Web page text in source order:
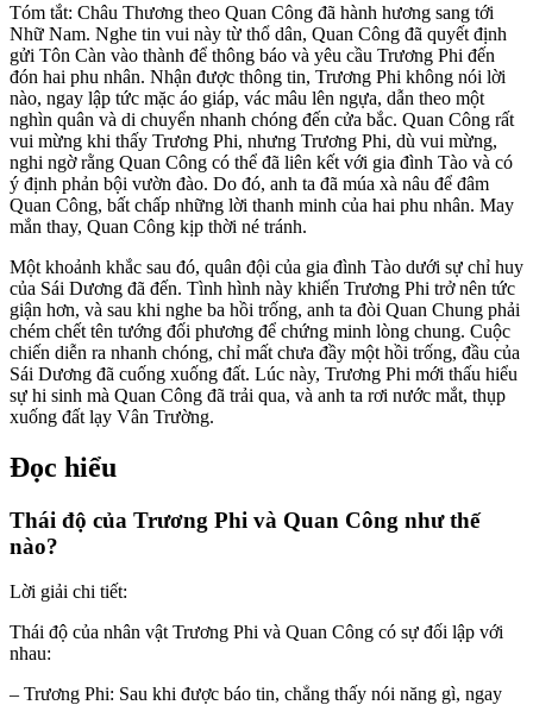
Tóm tắt: Châu Thương theo Quan Công đã hành hương sang tới
Nhữ Nam. Nghe tin vui này từ thổ dân, Quan Công đã quyết định
gửi Tôn Càn vào thành để thông báo và yêu cầu Trương Phi đến
đón hai phu nhân. Nhận được thông tin, Trương Phi không nói lời
nào, ngay lập tức mặc áo giáp, vác mâu lên ngựa, dẫn theo một
nghìn quân và di chuyển nhanh chóng đến cửa bắc. Quan Công rất
vui mừng khi thấy Trương Phi, nhưng Trương Phi, dù vui mừng,
nghi ngờ rằng Quan Công có thể đã liên kết với gia đình Tào và có
ý định phản bội vườn đào. Do đó, anh ta đã múa xà nâu để đâm
Quan Công, bất chấp những lời thanh minh của hai phu nhân. May
mắn thay, Quan Công kịp thời né tránh.
Một khoảnh khắc sau đó, quân đội của gia đình Tào dưới sự chỉ huy
của Sái Dương đã đến. Tình hình này khiến Trương Phi trở nên tức
giận hơn, và sau khi nghe ba hồi trống, anh ta đòi Quan Chung phải
chém chết tên tướng đối phương để chứng minh lòng chung. Cuộc
chiến diễn ra nhanh chóng, chỉ mất chưa đầy một hồi trống, đầu của
Sái Dương đã cuống xuống đất. Lúc này, Trương Phi mới thấu hiểu
sự hi sinh mà Quan Công đã trải qua, và anh ta rơi nước mắt, thụp
xuống đất lạy Vân Trường.
Đọc hiểu
Thái độ của Trương Phi và Quan Công như thế
nào?
Lời giải chi tiết:
Thái độ của nhân vật Trương Phi và Quan Công có sự đối lập với
nhau:
– Trương Phi: Sau khi được báo tin, chẳng thấy nói năng gì, ngay